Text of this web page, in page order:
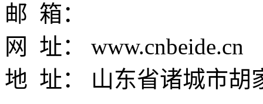
邮 箱：
网 址： www.cnbeide.cn
地 址： 山东省诸城市胡